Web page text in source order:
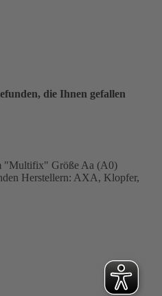
die Ihnen gefallen
"Multifix" Größe Aa (A0)
Herstellern: AXA, Klopfer,